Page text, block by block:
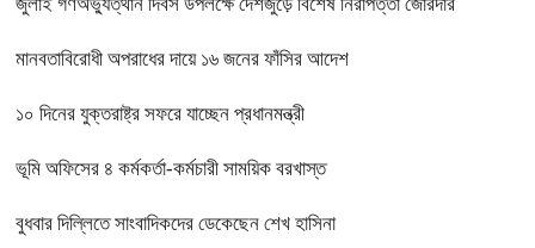
মানবতাবিরোধী অপরাধের দায়ে ১৬ জনের ফাঁসির আদেশ
১০ দিনের যুক্তরাষ্ট্র সফরে যাচ্ছেন প্রধানমন্ত্রী
ভূমি অফিসের ৪ কর্মকর্তা-কর্মচারী সাময়িক বরখাস্ত
বুধবার দিল্লিতে সাংবাদিকদের ডেকেছেন শেখ হাসিনা